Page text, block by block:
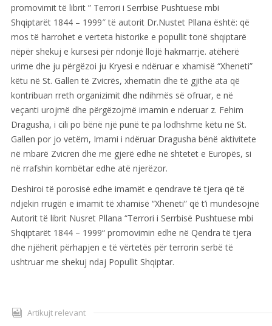
promovimit të librit ” Terrori i Serrbisë Pushtuese mbi
Shqiptarët 1844 – 1999″ të autorit Dr.Nustet Pllana është: që
mos të harrohet e verteta historike e popullit tonë shqiptarë
nëpër shekuj e kursesi për ndonjë llojë hakmarrje. atëherë
urime dhe ju përgëzoi ju Kryesi e ndëruar e xhamisë “Xheneti”
këtu në St. Gallen të Zvicrës, xhematin dhe të gjithë ata që
kontribuan rreth organizimit dhe ndihmës së ofruar, e në
veçanti urojmë dhe përgëzojmë imamin e nderuar z. Fehim
Dragusha, i cili po bënë një punë të pa lodhshme këtu në St.
Gallen por jo vetëm, Imami i ndëruar Dragusha bënë aktivitete
në mbarë Zvicren dhe me gjerë edhe në shtetet e Europës, si
në rrafshin kombëtar edhe atë njerëzor.
Deshiroi të porosisë edhe imamët e qendrave të tjera që të
ndjekin rrugën e imamit të xhamisë “Xheneti” që t’i mundësojnë
Autorit të librit Nusret Pllana “Terrori i Serrbisë Pushtuese mbi
Shqiptarët 1844 – 1999“ promovimin edhe në Qendra të tjera
dhe njëherit përhapjen e të vërtetës për terrorin serbë të
ushtruar me shekuj ndaj Popullit Shqiptar.
Artikujt relevant